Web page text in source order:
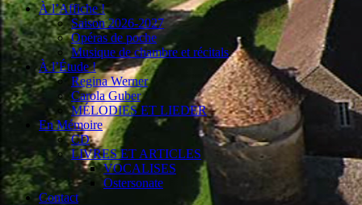
À l’Affiche !
Saison 2026-2027
Opéras de poche
Musique de chambre et récitals
À l’Étude !
Regina Werner
Carola Guber
MÉLODIES ET LIEDER
En Mémoire
CD
LIVRES ET ARTICLES
VOCALISES
Ostersonate
Contact